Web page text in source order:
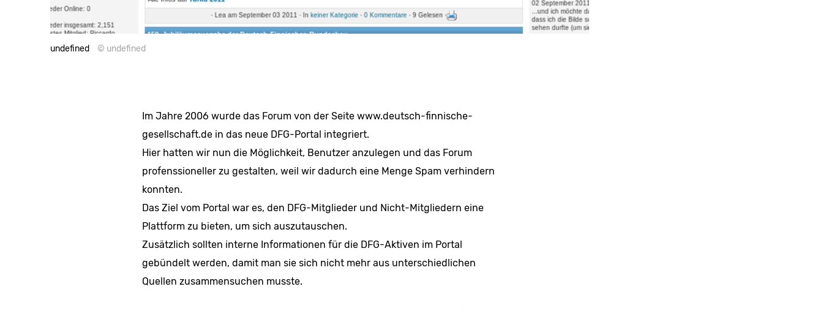
undefined © undefined
Im Jahre 2006 wurde das Forum von der Seite www.deutsch-finnische-
gesellschaft.de in das neue DFG-Portal integriert.
Hier hatten wir nun die Möglichkeit, Benutzer anzulegen und das Forum
profenssioneller zu gestalten, weil wir dadurch eine Menge Spam verhindern
konnten.
Das Ziel vom Portal war es, den DFG-Mitglieder und Nicht-Mitgliedern eine
Plattform zu bieten, um sich auszutauschen.
Zusätzlich sollten interne Informationen für die DFG-Aktiven im Portal
gebündelt werden, damit man sie sich nicht mehr aus unterschiedlichen
Quellen zusammensuchen musste.